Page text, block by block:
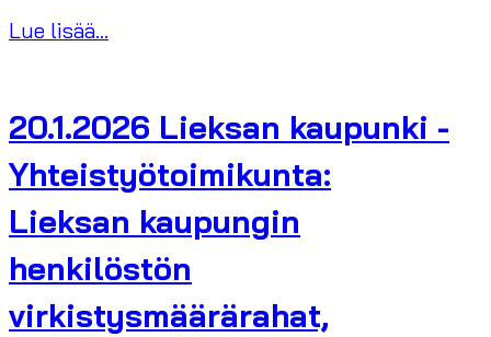
Lue lisää...
20.1.2026 Lieksan kaupunki -
Yhteistyötoimikunta:
Lieksan kaupungin
henkilöstön
virkistysmäärärahat,